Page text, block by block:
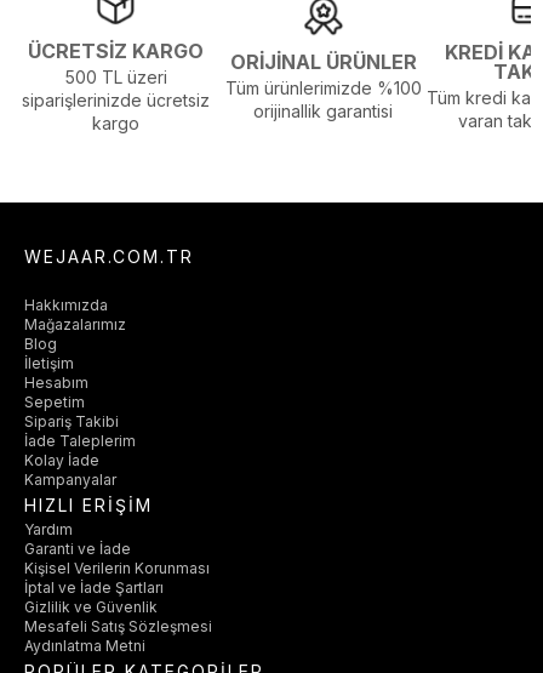
ÜCRETSİZ KARGO
500 TL üzeri
siparişlerinizde ücretsiz
kargo
ORİJİNAL ÜRÜNLER
Tüm ürünlerimizde %100
orijinallik garantisi
KREDİ
Tüm kredi
varan
WEJAAR.COM.TR
Hakkımızda
Mağazalarımız
Blog
İletişim
Hesabım
Sepetim
Sipariş Takibi
İade Taleplerim
Kolay İade
Kampanyalar
HIZLI ERİŞİM
Yardım
Garanti ve İade
Kişisel Verilerin Korunması
İptal ve İade Şartları
Gizlilik ve Güvenlik
Mesafeli Satış Sözleşmesi
Aydınlatma Metni